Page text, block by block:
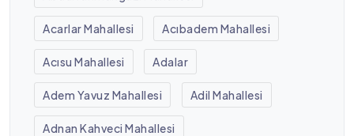
Acarlar Mahallesi Acıbadem Mahallesi
Acısu Mahallesi Adalar
Adem Yavuz Mahallesi Adil Mahallesi
Adnan Kahveci Mahallesi